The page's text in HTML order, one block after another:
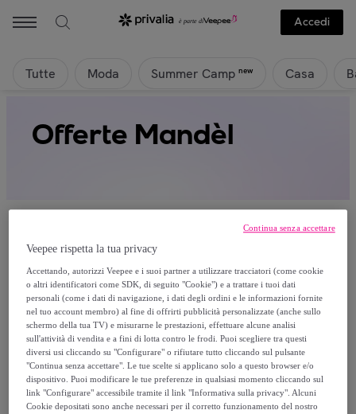
Accedi
Tutte Moda Summer Camp new Casa
Offerte Mandèl
Attualmente non è disponibile alcun
prodotto.
Registrati e accedi a tutti i prodotti visibili ai nostri
membri.
Accedi
Veepee rispetta la tua privacy
Accettando, autorizzi Veepee e i suoi partner a utilizzare tracciatori (come cookie
o altri identificatori come SDK, di seguito "Cookie") e a trattare i tuoi dati
personali (come i dati di navigazione, i dati degli ordini e le informazioni fornite
nel tuo account membro) al fine di offrirti pubblicità personalizzate (anche sullo
schermo della tua TV) e misurarne le prestazioni, effettuare alcune analisi
sull'attività di vendita e a fini di lotta contro le frodi. Puoi scegliere tra questi
diversi usi cliccando su "Configurare" o rifiutare tutto cliccando sul pulsante
"Continua senza accettare". Le tue scelte si applicano solo a questo browser e/o
dispositivo. Puoi modificare le tue preferenze in qualsiasi momento cliccando sul
link "Configurare" accessibile tramite il link "Informativa sulla privacy". Alcuni
Cookie depositati sono anche necessari per il corretto funzionamento del nostro
Continua senza accettare